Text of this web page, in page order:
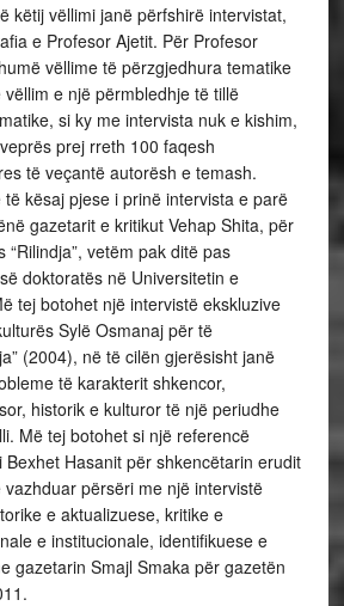
këtij vëllimi janë përfshirë intervistat,
e Profesor Ajetit. Për Profesor
vëllime të përzgjedhura tematike
e një përmbledhje të tillë
si ky me intervista nuk e kishim,
prej rreth 100 faqesh
të veçantë autorësh e temash.
kësaj pjese i prinë intervista e parë
gazetarit e kritikut Vehap Shita, për
“Rilindja”, vetëm pak ditë pas
doktoratës në Universitetin e
tej botohet një intervistë ekskluzive
Sylë Osmanaj për të
(2004), në të cilën gjerësisht janë
të karakterit shkencor,
historik e kulturor të një periudhe
Më tej botohet si një referencë
Hasanit për shkencëtarin erudit
përsëri me një intervistë
e aktualizuese, kritike e
e institucionale, identifikuese e
gazetarin Smajl Smaka për gazetën